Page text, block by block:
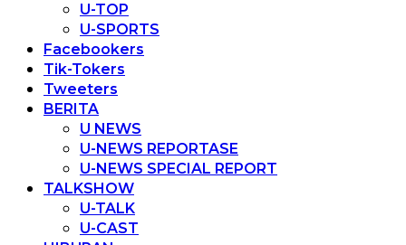
U-TOP
U-SPORTS
Facebookers
Tik-Tokers
Tweeters
BERITA
U NEWS
U-NEWS REPORTASE
U-NEWS SPECIAL REPORT
TALKSHOW
U-TALK
U-CAST